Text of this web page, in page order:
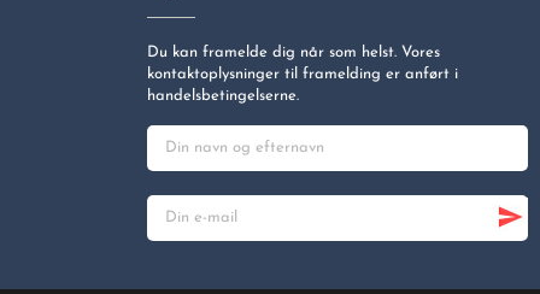
Du kan framelde dig når som helst. Vores
kontaktoplysninger til framelding er anført i
handelsbetingelserne.